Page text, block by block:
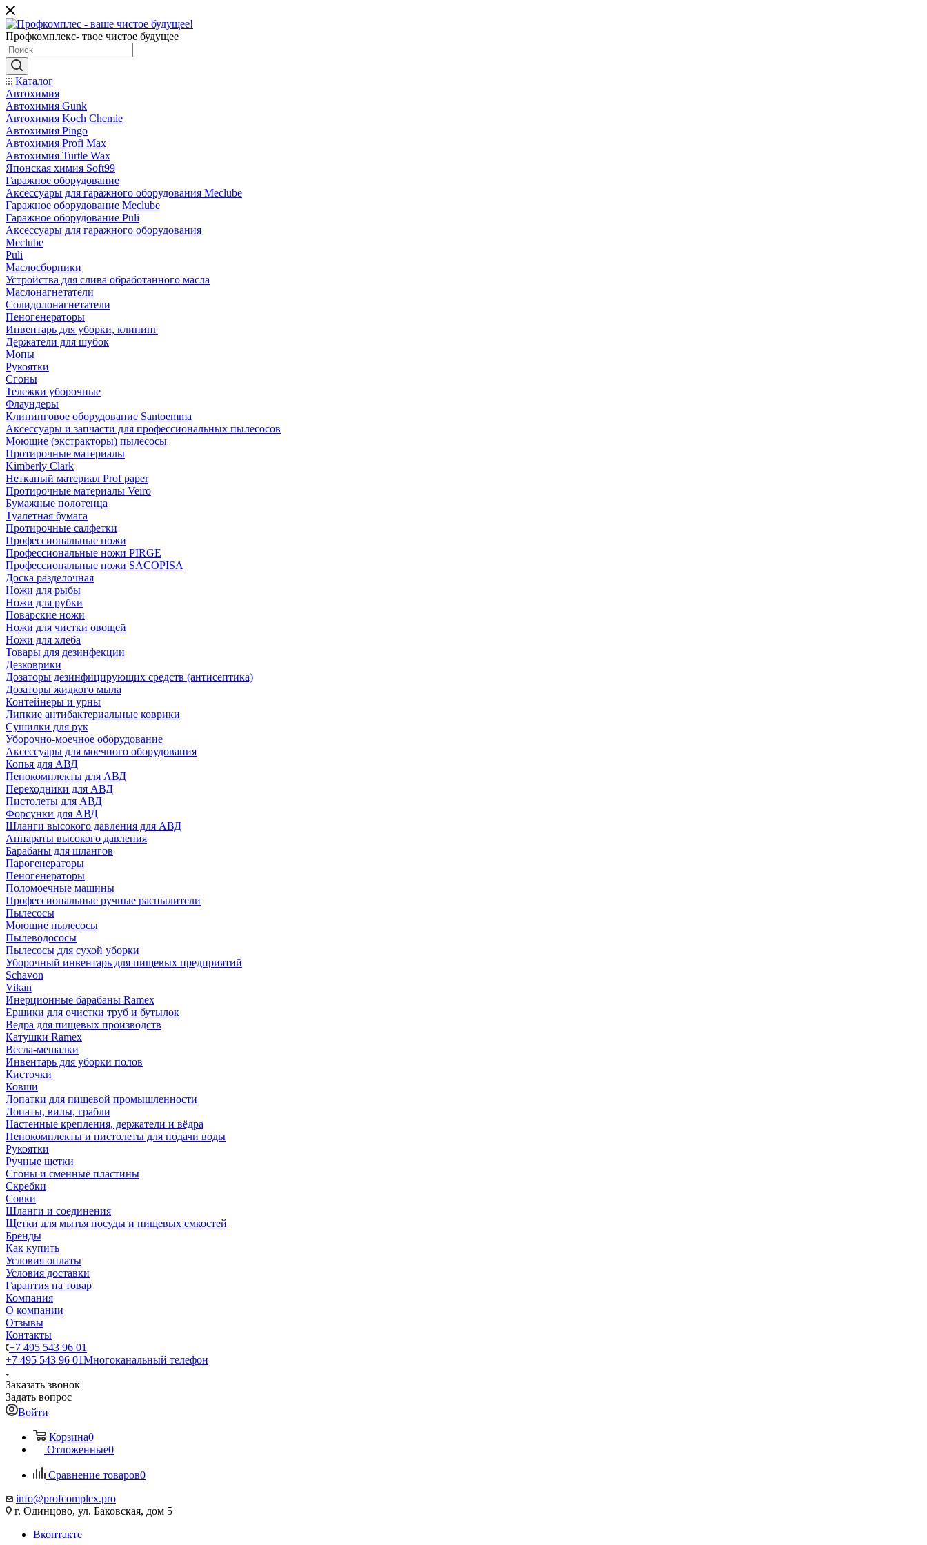
Профкомплекс- твое чистое будущее
Каталог
Автохимия
Автохимия Gunk
Автохимия Koch Chemie
Автохимия Pingo
Автохимия Profi Max
Автохимия Turtle Wax
Японская химия Soft99
Гаражное оборудование
Аксессуары для гаражного оборудования Meclube
Гаражное оборудование Meclube
Гаражное оборудование Puli
Аксессуары для гаражного оборудования
Meclube
Puli
Маслосборники
Устройства для слива обработанного масла
Маслонагнетатели
Солидолонагнетатели
Пеногенераторы
Инвентарь для уборки, клининг
Держатели для шубок
Мопы
Рукоятки
Сгоны
Тележки уборочные
Флаундеры
Клининговое оборудование Santoemma
Аксессуары и запчасти для профессиональных пылесосов
Моющие (экстракторы) пылесосы
Протирочные материалы
Kimberly Clark
Нетканый материал Prof paper
Протирочные материалы Veiro
Бумажные полотенца
Туалетная бумага
Протирочные салфетки
Профессиональные ножи
Профессиональные ножи PIRGE
Профессиональные ножи SACOPISA
Доска разделочная
Ножи для рыбы
Ножи для рубки
Поварские ножи
Ножи для чистки овощей
Ножи для хлеба
Товары для дезинфекции
Дезковрики
Дозаторы дезинфицирующих средств (антисептика)
Дозаторы жидкого мыла
Контейнеры и урны
Липкие антибактериальные коврики
Сушилки для рук
Уборочно-моечное оборудование
Аксессуары для моечного оборудования
Копья для АВД
Пенокомплекты для АВД
Переходники для АВД
Пистолеты для АВД
Форсунки для АВД
Шланги высокого давления для АВД
Аппараты высокого давления
Барабаны для шлангов
Парогенераторы
Пеногенераторы
Поломоечные машины
Профессиональные ручные распылители
Пылесосы
Моющие пылесосы
Пылеводососы
Пылесосы для сухой уборки
Уборочный инвентарь для пищевых предприятий
Schavon
Vikan
Инерционные барабаны Ramex
Ершики для очистки труб и бутылок
Ведра для пищевых производств
Катушки Ramex
Весла-мешалки
Инвентарь для уборки полов
Кисточки
Ковши
Лопатки для пищевой промышленности
Лопаты, вилы, грабли
Настенные крепления, держатели и вёдра
Пенокомплекты и пистолеты для подачи воды
Рукоятки
Ручные щетки
Сгоны и сменные пластины
Скребки
Совки
Шланги и соединения
Щетки для мытья посуды и пищевых емкостей
Бренды
Как купить
Условия оплаты
Условия доставки
Гарантия на товар
Компания
О компании
Отзывы
Контакты
+7 495 543 96 01
+7 495 543 96 01Многоканальный телефон
Заказать звонок
Задать вопрос
Войти
Корзина0
Отложенные0
Сравнение товаров0
info@profcomplex.pro
г. Одинцово, ул. Баковская, дом 5
Вконтакте